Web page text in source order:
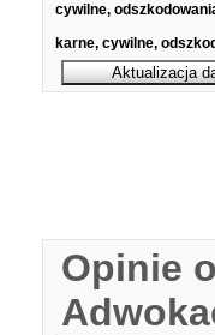
cywilne,
karne, cywilne,
Opinie